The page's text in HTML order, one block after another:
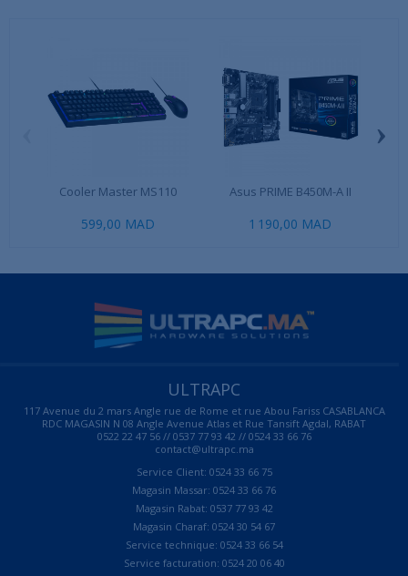
Cooler Master MS110
599,00 MAD
Asus PRIME B450M-A II
1 190,00 MAD
›
ULTRAPC
117 Avenue du 2 mars Angle rue de Rome et rue Abou Fariss CASABLANCA
RDC MAGASIN N 08 Angle Avenue Atlas et Rue Tansift Agdal, RABAT
0522 22 47 56 // 0537 77 93 42 // 0524 33 66 76
contact@ultrapc.ma
Service Client: 0524 33 66 75
Magasin Massar: 0524 33 66 76
Magasin Rabat: 0537 77 93 42
Magasin Charaf: 0524 30 54 67
Service technique: 0524 33 66 54
Service facturation: 0524 20 06 40